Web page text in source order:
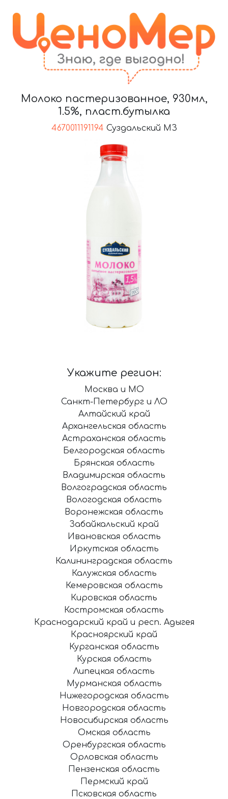
Молоко пастеризованное, 930мл,
1.5%, пласт.бутылка
4670011191194 Суздальский МЗ
Укажите регион:
Москва и МО
Санкт-Петербург и ЛО
Алтайский край
Архангельская область
Астраханская область
Белгородская область
Брянская область
Владимирская область
Волгоградская область
Вологодская область
Воронежская область
Забайкальский край
Ивановская область
Иркутская область
Калининградская область
Калужская область
Кемеровская область
Кировская область
Костромская область
Краснодарский край и респ. Адыгея
Красноярский край
Курганская область
Курская область
Липецкая область
Мурманская область
Нижегородская область
Новгородская область
Новосибирская область
Омская область
Оренбургская область
Орловская область
Пензенская область
Пермский край
Псковская область